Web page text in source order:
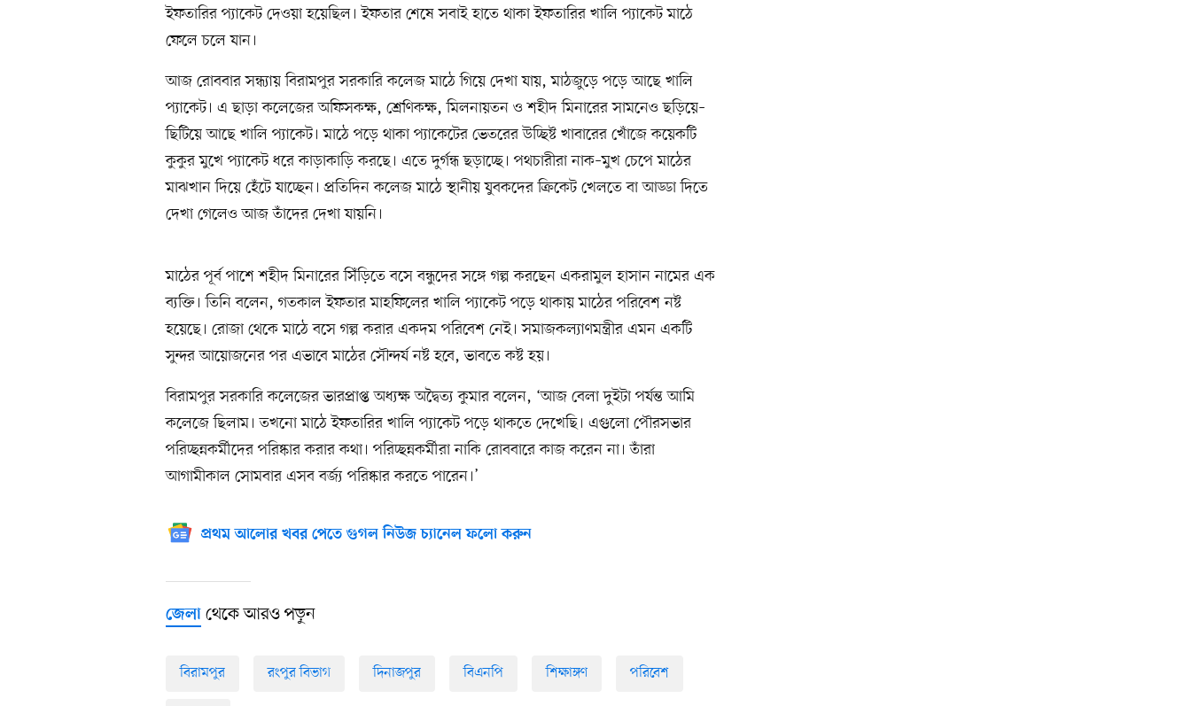
ইফতারির প্যাকেট দেওয়া হয়েছিল। ইফতার শেষে সবাই হাতে থাকা ইফতারির খালি প্যাকেট মাঠে
ফেলে চলে যান।
আজ রোববার সন্ধ্যায় বিরামপুর সরকারি কলেজ মাঠে গিয়ে দেখা যায়, মাঠজুড়ে পড়ে আছে খালি
প্যাকেট। এ ছাড়া কলেজের অফিসকক্ষ, শ্রেণিকক্ষ, মিলনায়তন ও শহীদ মিনারের সামনেও ছড়িয়ে–
ছিটিয়ে আছে খালি প্যাকেট। মাঠে পড়ে থাকা প্যাকেটের ভেতরের উচ্ছিষ্ট খাবারের খোঁজে কয়েকটি
কুকুর মুখে প্যাকেট ধরে কাড়াকাড়ি করছে। এতে দুর্গন্ধ ছড়াচ্ছে। পথচারীরা নাক–মুখ চেপে মাঠের
মাঝখান দিয়ে হেঁটে যাচ্ছেন। প্রতিদিন কলেজ মাঠে স্থানীয় যুবকদের ক্রিকেট খেলতে বা আড্ডা দিতে
দেখা গেলেও আজ তাঁদের দেখা যায়নি।
মাঠের পূর্ব পাশে শহীদ মিনারের সিঁড়িতে বসে বন্ধুদের সঙ্গে গল্প করছেন একরামুল হাসান নামের এক
ব্যক্তি। তিনি বলেন, গতকাল ইফতার মাহফিলের খালি প্যাকেট পড়ে থাকায় মাঠের পরিবেশ নষ্ট
হয়েছে। রোজা থেকে মাঠে বসে গল্প করার একদম পরিবেশ নেই। সমাজকল্যাণমন্ত্রীর এমন একটি
সুন্দর আয়োজনের পর এভাবে মাঠের সৌন্দর্য নষ্ট হবে, ভাবতে কষ্ট হয়।
বিরামপুর সরকারি কলেজের ভারপ্রাপ্ত অধ্যক্ষ অদ্বৈত্য কুমার বলেন, ‘আজ বেলা দুইটা পর্যন্ত আমি
কলেজে ছিলাম। তখনো মাঠে ইফতারির খালি প্যাকেট পড়ে থাকতে দেখেছি। এগুলো পৌরসভার
পরিচ্ছন্নকর্মীদের পরিষ্কার করার কথা। পরিচ্ছন্নকর্মীরা নাকি রোববারে কাজ করেন না। তাঁরা
আগামীকাল সোমবার এসব বর্জ্য পরিষ্কার করতে পারেন।’
প্রথম আলোর খবর পেতে গুগল নিউজ চ্যানেল ফলো করুন
জেলা থেকে আরও পড়ুন
বিরামপুর রংপুর বিভাগ দিনাজপুর বিএনপি শিক্ষাঙ্গণ পরিবেশ